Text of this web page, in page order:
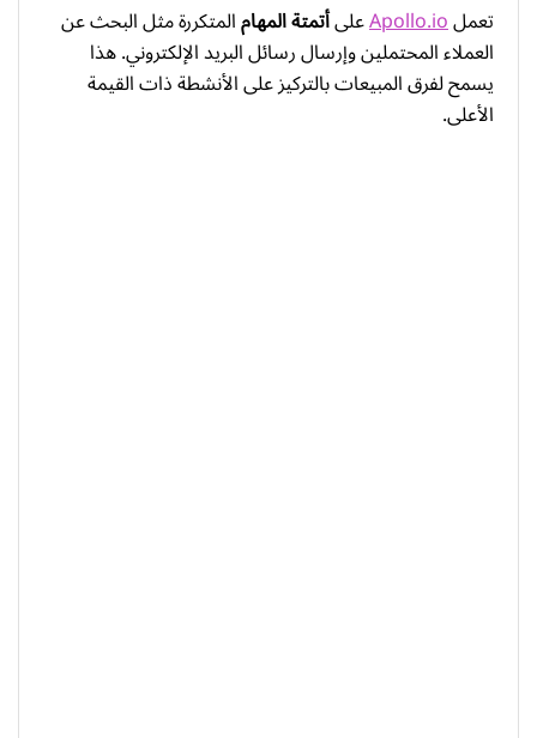
تعملApollo.ioعلىأتمتة المهامالمتكررة مثل البحث عن
العملاء المحتملين وإرسال رسائل البريد الإلكتروني. هذا
يسمح لفرق المبيعات بالتركيز على الأنشطة ذات القيمة
الأعلى.